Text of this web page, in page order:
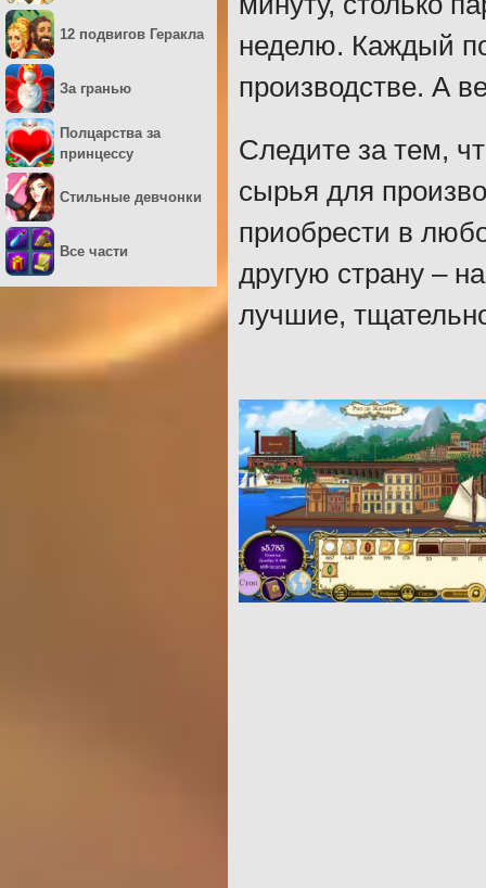
неделю. Каждый
производстве. А
Следите за тем,
сырья для
приобрести в
другую страну –
лучшие,
12 подвигов Геракла
За гранью
Полцарства за
принцессу
Стильные девчонки
Все части